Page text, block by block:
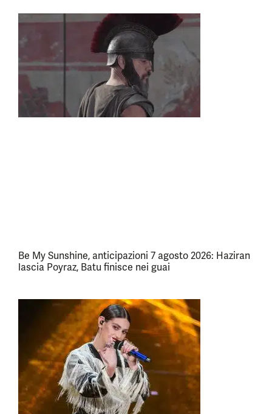
Be My Sunshine, anticipazioni 7 agosto 2026: Haziran
lascia Poyraz, Batu finisce nei guai